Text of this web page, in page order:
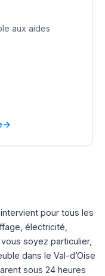
aux aides
→
pour tous les
électricité,
soyez particulier,
dans le Val-d’Oise
sous 24 heures